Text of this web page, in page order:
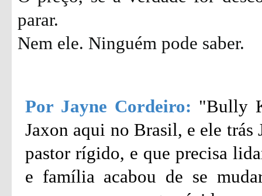
parar.
Nem ele. Ninguém pode saber.
Por Jayne Cordeiro: "Bully
Jaxon aqui no Brasil, e ele
pastor rígido, e que precisa
e família acabou de se